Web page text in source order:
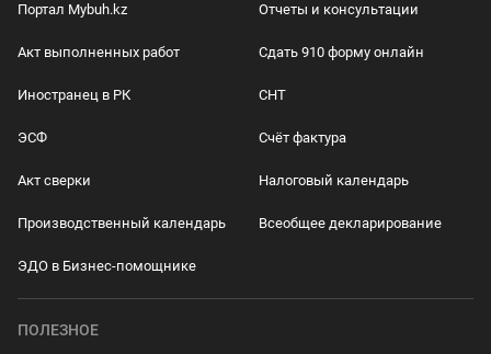
Портал Mybuh.kz Отчеты и консультации
Акт выполненных работ Сдать 910 форму онлайн
Иностранец в РК СНТ
ЭСФ Счёт фактура
Акт сверки Налоговый календарь
Производственный календарь Всеобщее декларирование
ЭДО в Бизнес-помощнике
ПОЛЕЗНОЕ